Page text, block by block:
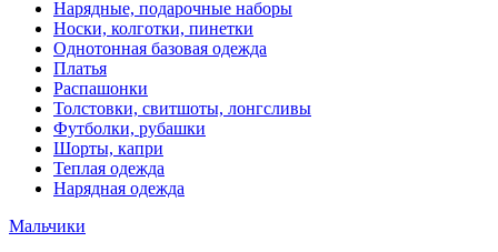
Нарядные, подарочные наборы
Носки, колготки, пинетки
Однотонная базовая одежда
Платья
Распашонки
Толстовки, свитшоты, лонгсливы
Футболки, рубашки
Шорты, капри
Теплая одежда
Нарядная одежда
Мальчики